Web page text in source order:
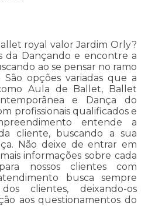
royal valor Jardim Orly?
da Dançando e encontre a
ao se pensar no ramo
opções variadas que a
Aula de Ballet, Ballet
e Dança do
profissionais qualificados e
entende a
cliente, buscando a sua
Não deixe de entrar em
informações sobre cada
nossos clientes com
busca sempre
clientes, deixando-os
aos questionamentos do